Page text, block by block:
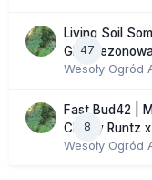
47
Living Soil
GHS
Wesoły Ogród
8
Fast Bud42 |
Cherry Runtz
Wesoły Ogród